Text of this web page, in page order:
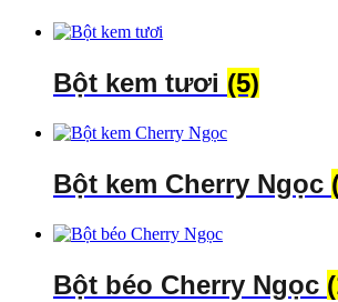
Bột kem tươi (5)
Bột kem Cherry Ngọc
Bột béo Cherry Ngọc